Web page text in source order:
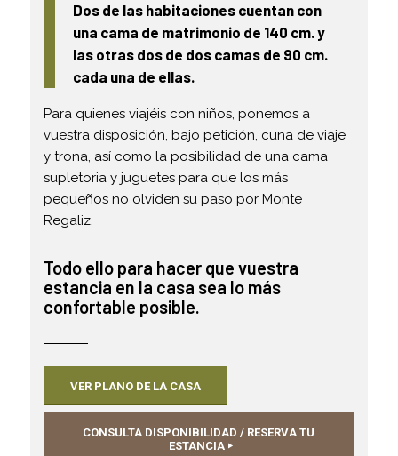
Dos de las habitaciones cuentan con
una cama de matrimonio de 140 cm. y
las otras dos de dos camas de 90 cm.
cada una de ellas.
Para quienes viajéis con niños, ponemos a
vuestra disposición, bajo petición, cuna de viaje
y trona, así como la posibilidad de una cama
supletoria y juguetes para que los más
pequeños no olviden su paso por Monte
Regaliz.
Todo ello para hacer que vuestra
estancia en la casa sea lo más
confortable posible.
VER PLANO DE LA CASA
CONSULTA DISPONIBILIDAD / RESERVA TU
ESTANCIA